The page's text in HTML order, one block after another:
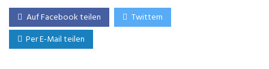
Auf Facebook teilen
Twittern
Per E-Mail teilen